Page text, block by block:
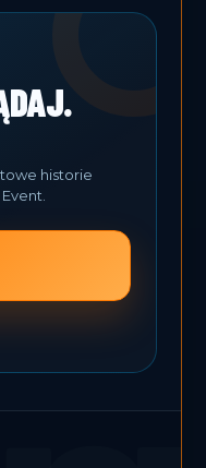
historie